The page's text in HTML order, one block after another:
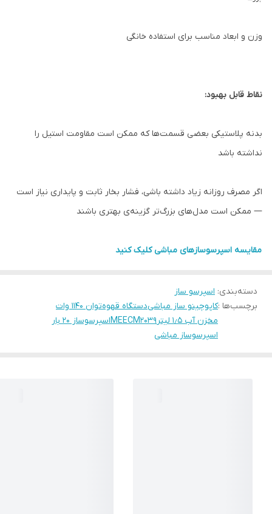
وزن و ابعاد مناسب برای استفاده خانگی
نقاط قابل بهبود:
بدنه پلاستیکی بعضی قسمت‌ها که ممکن است مقاومت استیل را
نداشته باشد
اگر مصرف روزانه زیاد داشته باشی، فشار بخار ثابت و پایداری نیاز است
— ممکن است مدل‌های بزرگ‌تر گزینه‌ی بهتری باشند
مقایسه اسپرسوسازهای مباشی کلیک کنید
دسته‌بندی: اسپرسو ساز
برچسب‌ها :کاپوچینو ساز مباشیدستگاه قهوهتوان ۱۱۴۰ وات
مخزن آب ۱٫۵ لیتر
MEECM2039اسپرسوساز ۲۰ بار
اسپرسوساز مباشی